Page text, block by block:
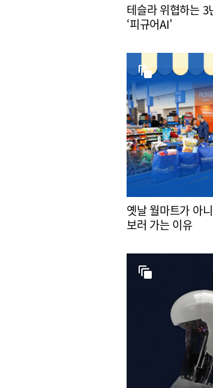
테슬라 위협하는 3
‘피규어AI’
옛날 월마트가 아
보러 가는 이유